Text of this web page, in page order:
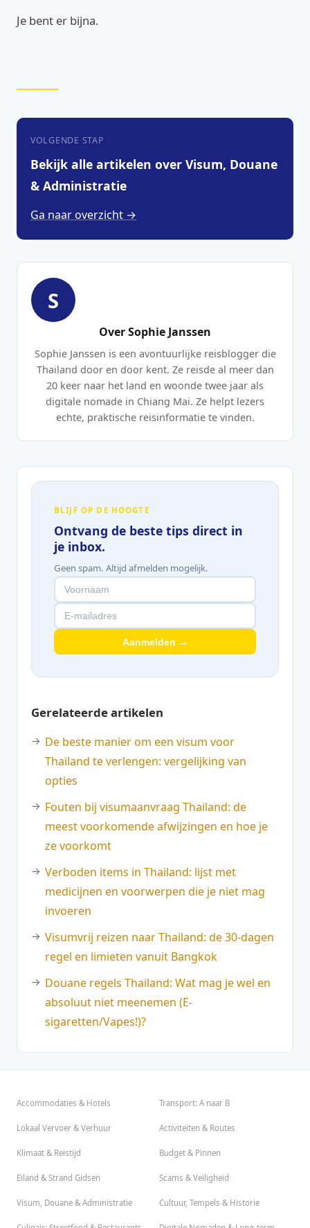
Je bent er bijna.
VOLGENDE STAP
Bekijk alle artikelen over Visum, Douane
& Administratie
Ga naar overzicht →
S
Over Sophie Janssen
Sophie Janssen is een avontuurlijke reisblogger die
Thailand door en door kent. Ze reisde al meer dan
20 keer naar het land en woonde twee jaar als
digitale nomade in Chiang Mai. Ze helpt lezers
echte, praktische reisinformatie te vinden.
BLIJF OP DE HOOGTE
Ontvang de beste tips direct in
je inbox.
Geen spam. Altijd afmelden mogelijk.
Aanmelden →
Gerelateerde artikelen
De beste manier om een visum voor
Thailand te verlengen: vergelijking van
opties
Fouten bij visumaanvraag Thailand: de
meest voorkomende afwijzingen en hoe je
ze voorkomt
Verboden items in Thailand: lijst met
medicijnen en voorwerpen die je niet mag
invoeren
Visumvrij reizen naar Thailand: de 30-dagen
regel en limieten vanuit Bangkok
Douane regels Thailand: Wat mag je wel en
absoluut niet meenemen (E-
sigaretten/Vapes!)?
Accommodaties & Hotels Transport: A naar B
Lokaal Vervoer & Verhuur Activiteiten & Routes
Klimaat & Reistijd Budget & Pinnen
Eiland & Strand Gidsen Scams & Veiligheid
Visum, Douane & Administratie Cultuur, Tempels & Historie